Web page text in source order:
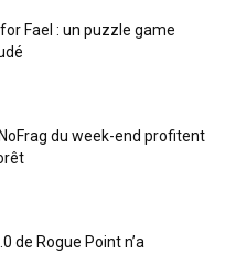
Fael : un puzzle game
du week-end profitent
de Rogue Point n’a